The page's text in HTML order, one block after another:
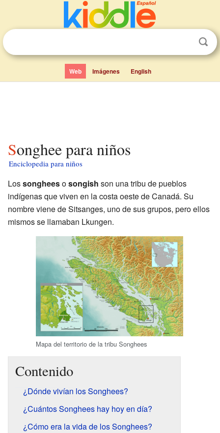
Web Imágenes English
Songhee para niños
Enciclopedia para niños
Lossongheesosongish son una tribu de pueblos
indígenas que viven en la costa oeste de Canadá. Su
nombre viene de Sitsanges, uno de sus grupos, pero ellos
mismos se llamaban Lkungen.
Mapa del territorio de la tribu Songhees
Contenido
¿Dónde vivían los Songhees?
¿Cuántos Songhees hay hoy en día?
¿Cómo era la vida de los Songhees?